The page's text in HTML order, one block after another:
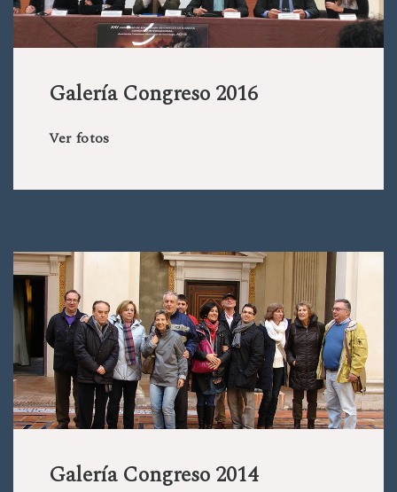
Galería Congreso 2016
Ver fotos
Galería Congreso 2014